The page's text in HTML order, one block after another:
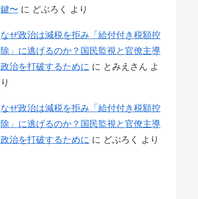
鍵〜 に どぶろく より
なぜ政治は減税を拒み「給付付き税額控
除」に逃げるのか？国民監視と官僚主導
政治を打破するために に とみえさん よ
り
なぜ政治は減税を拒み「給付付き税額控
除」に逃げるのか？国民監視と官僚主導
政治を打破するために に どぶろく より